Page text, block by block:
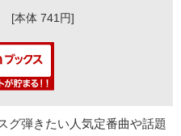
[本体 741円]
グ弾きたい人気定番曲や話題